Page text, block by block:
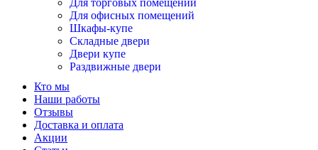
Для торговых помещений
Для офисных помещений
Шкафы-купе
Складные двери
Двери купе
Раздвижные двери
Кто мы
Наши работы
Отзывы
Доставка и оплата
Акции